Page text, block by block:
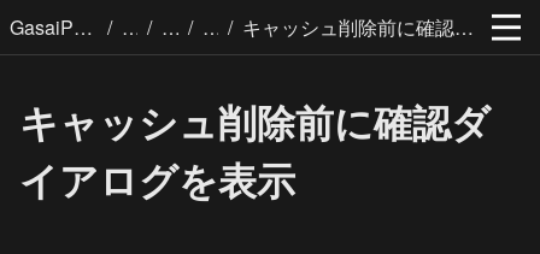
GasaiPages / / / / キャッシュ削除前に確認ダイアログを表示
キャッシュ削除前に確認ダ
イアログを表示